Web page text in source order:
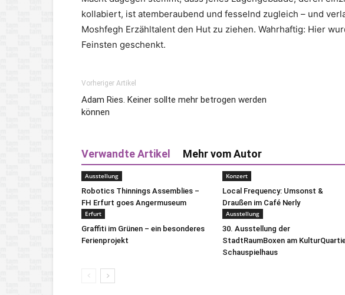
kollabiert, ist atemberaubend und fesselnd zugleich – und
Moshfegh Erzähltalent den Hut zu ziehen. Wahrhaftig: Hier
Feinsten geschenkt.
Vorheriger Artikel
Adam Ries. Keiner sollte mehr betrogen werden
können
Verwandte Artikel Mehr vom Autor
Ausstellung
Robotics Thinnings Assemblies –
FH Erfurt goes Angermuseum
Konzert
Local Frequency: Umsonst &
Draußen im Café Nerly
Erfurt
Graffiti im Grünen – ein besonderes
Ferienprojekt
Ausstellung
30. Ausstellung der
StadtRaumBoxen am
Schauspielhaus